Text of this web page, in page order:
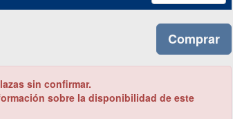
Comprar
sin confirmar.
sobre la disponibilidad de este